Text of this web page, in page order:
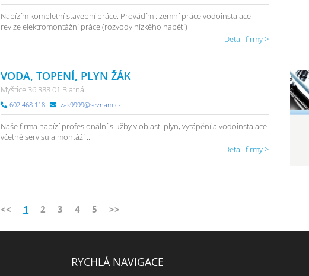
Nabízím kompletní stavební práce. Provádím : zemní práce vodoinstalace
revize elektromontážní práce (rozvody nízkého napětí)
Detail firmy >
VODA, TOPENÍ, PLYN ŽÁK
Myštice 36 388 01 Blatná
602 468 118 zak9999@seznam.cz
Naše firma nabízí profesionální služby v oblasti plyn, vytápění a vodoinstalace
včetně servisu a montáží ...
Detail firmy >
<< 1 2 3 4 5 >>
RYCHLÁ NAVIGACE